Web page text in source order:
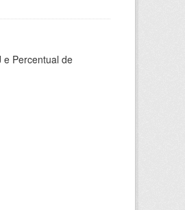
e Percentual de